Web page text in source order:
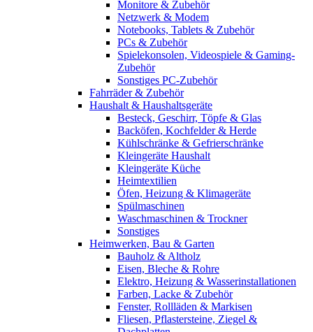
Monitore & Zubehör
Netzwerk & Modem
Notebooks, Tablets & Zubehör
PCs & Zubehör
Spielekonsolen, Videospiele & Gaming-
Zubehör
Sonstiges PC-Zubehör
Fahrräder & Zubehör
Haushalt & Haushaltsgeräte
Besteck, Geschirr, Töpfe & Glas
Backöfen, Kochfelder & Herde
Kühlschränke & Gefrierschränke
Kleingeräte Haushalt
Kleingeräte Küche
Heimtextilien
Öfen, Heizung & Klimageräte
Spülmaschinen
Waschmaschinen & Trockner
Sonstiges
Heimwerken, Bau & Garten
Bauholz & Altholz
Eisen, Bleche & Rohre
Elektro, Heizung & Wasserinstallationen
Farben, Lacke & Zubehör
Fenster, Rollläden & Markisen
Fliesen, Pflastersteine, Ziegel &